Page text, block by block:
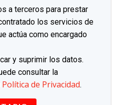
a terceros para prestar
los servicios de
actúa como encargado
y suprimir los datos.
consultar la
Política de Privacidad.